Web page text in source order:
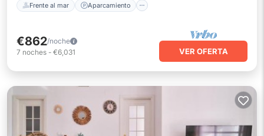
Frente al mar Aparcamiento
€862/noche
7 noches - €6,031 VER OFERTA